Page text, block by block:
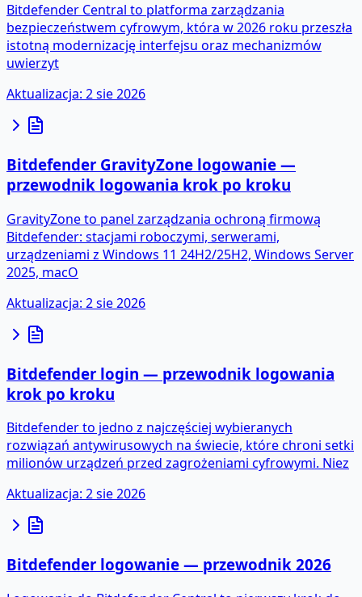
Bitdefender Central to platforma zarządzania
bezpieczeństwem cyfrowym, która w 2026 roku przeszła
istotną modernizację interfejsu oraz mechanizmów
uwierzyt
Aktualizacja: 2 sie 2026
Bitdefender GravityZone logowanie —
przewodnik logowania krok po kroku
GravityZone to panel zarządzania ochroną firmową
Bitdefender: stacjami roboczymi, serwerami,
urządzeniami z Windows 11 24H2/25H2, Windows Server
2025, macO
Aktualizacja: 2 sie 2026
Bitdefender login — przewodnik logowania
krok po kroku
Bitdefender to jedno z najczęściej wybieranych
rozwiązań antywirusowych na świecie, które chroni setki
milionów urządzeń przed zagrożeniami cyfrowymi. Niez
Aktualizacja: 2 sie 2026
Bitdefender logowanie — przewodnik 2026